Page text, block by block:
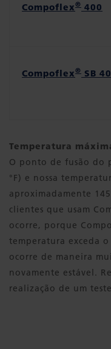
Compoflex® 400
Compoflex® SB
Temperatura
O ponto de fusão do
°F) e nossa
aproximadamente
clientes que usam
ocorre, porque
temperatura exceda
ocorre de maneira
novamente estável.
realização de um